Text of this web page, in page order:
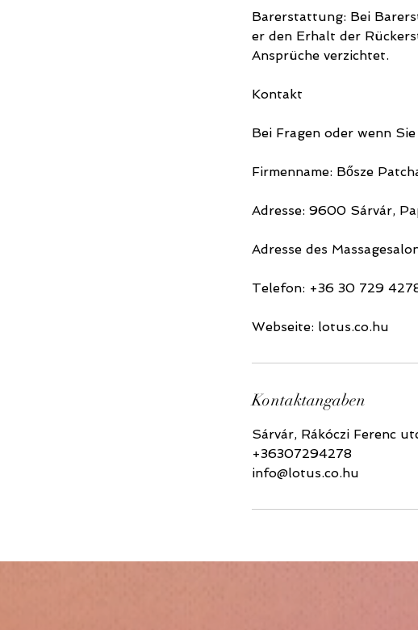
Barerstattung: Bei
er den Erhalt der
Ansprüche verzichtet.
Kontakt
Bei Fragen oder wenn
Firmenname: Bősze
Adresse: 9600 Sárvár,
Adresse des
Telefon: +36 30 729
Webseite: lotus.co.hu
Kontaktangaben
Sárvár, Rákóczi Ferenc
+36307294278
info@lotus.co.hu